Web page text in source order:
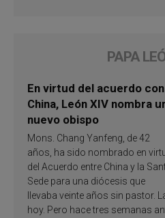
PAPA
En virtud del acuerdo con
China, León XIV nombra
nuevo obispo
Mons. Chang Yanfeng, de 42
años, ha sido nombrado en
del Acuerdo entre China y la
Sede para una diócesis que
llevaba veinte años sin pastor.
hoy. Pero hace tres semanas